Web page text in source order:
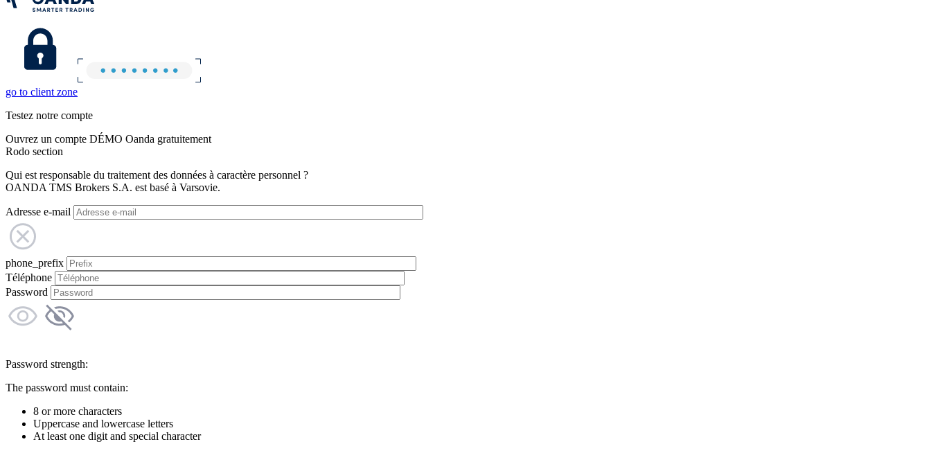
go to client zone
Testez notre compte
Ouvrez un compte DÉMO Oanda gratuitement
Rodo section
Qui est responsable du traitement des données à caractère personnel ?
OANDA TMS Brokers S.A. est basé à Varsovie.
Adresse e-mail
phone_prefix
Téléphone
Password
Password strength:
The password must contain:
8 or more characters
Uppercase and lowercase letters
At least one digit and special character